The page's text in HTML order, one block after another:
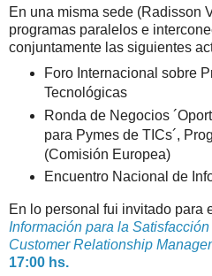
En una misma sede (Radisson
programas paralelos e
conjuntamente las siguientes
Foro Internacional sobre
Tecnológicas
Ronda de Negocios
para Pymes de TICs´,
(Comisión Europea)
Encuentro Nacional de
En lo personal fui invitado para
Información para la
Customer Relationship
17:00 hs.